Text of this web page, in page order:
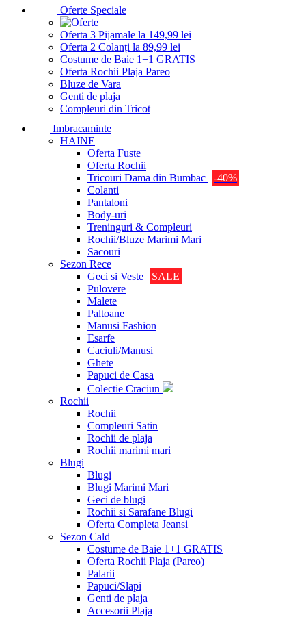
Oferte Speciale
Oferta 3 Pijamale la 149,99 lei
Oferta 2 Colanți la 89,99 lei
Costume de Baie 1+1 GRATIS
Oferta Rochii Plaja Pareo
Bluze de Vara
Genti de plaja
Compleuri din Tricot
Imbracaminte
HAINE
Oferta Fuste
Oferta Rochii
Tricouri Dama din Bumbac
-40%
Colanti
Pantaloni
Body-uri
Treninguri & Compleuri
Rochii/Bluze Marimi Mari
Sacouri
Sezon Rece
Geci si Veste
SALE
Pulovere
Malete
Paltoane
Manusi Fashion
Esarfe
Caciuli/Manusi
Ghete
Papuci de Casa
Colectie Craciun
Rochii
Rochii
Compleuri Satin
Rochii de plaja
Rochii marimi mari
Blugi
Blugi
Blugi Marimi Mari
Geci de blugi
Rochii si Sarafane Blugi
Oferta Completa Jeansi
Sezon Cald
Costume de Baie 1+1 GRATIS
Oferta Rochii Plaja (Pareo)
Palarii
Papuci/Slapi
Genti de plaja
Accesorii Plaja